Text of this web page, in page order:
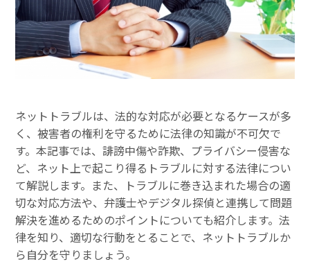
ネットトラブルは、法的な対応が必要となるケースが多
く、被害者の権利を守るために法律の知識が不可欠で
す。本記事では、誹謗中傷や詐欺、プライバシー侵害な
ど、ネット上で起こり得るトラブルに対する法律につい
て解説します。また、トラブルに巻き込まれた場合の適
切な対応方法や、弁護士やデジタル探偵と連携して問題
解決を進めるためのポイントについても紹介します。法
律を知り、適切な行動をとることで、ネットトラブルか
ら自分を守りましょう。